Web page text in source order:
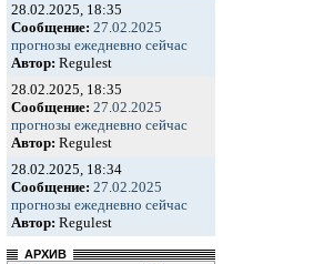
28.02.2025, 18:35
Сообщение: 27.02.2025
прогнозы ежедневно сейчас
Автор: Regulest
28.02.2025, 18:35
Сообщение: 27.02.2025
прогнозы ежедневно сейчас
Автор: Regulest
28.02.2025, 18:34
Сообщение: 27.02.2025
прогнозы ежедневно сейчас
Автор: Regulest
АРХИВ